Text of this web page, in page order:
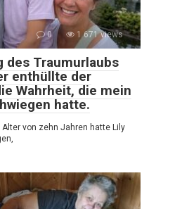
0 1 671 views
des Traumurlaubs
enthüllte der
Wahrheit, die mein
hatte.
von zehn Jahren hatte Lily